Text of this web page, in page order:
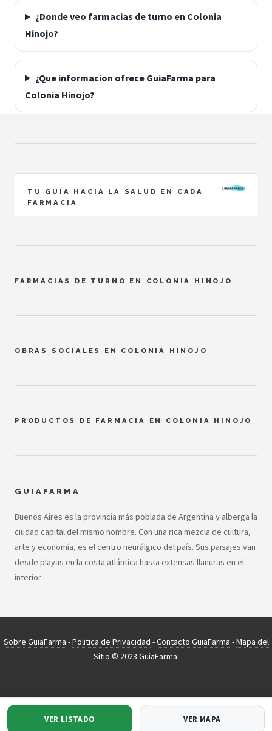
¿Donde veo farmacias de turno en Colonia
Hinojo?
¿Que informacion ofrece GuiaFarma para
Colonia Hinojo?
TU GUÍA HACIA LA SALUD EN CADA
FARMACIA
FARMACIAS DE TURNO EN COLONIA HINOJO
OBRAS SOCIALES EN COLONIA HINOJO
PRODUCTOS DE FARMACIA EN COLONIA HINOJO
GUIAFARMA
Buenos Aires es la provincia más poblada de Argentina y alberga la
ciudad capital del mismo nombre. Con una rica mezcla de cultura,
arte y economía, es el centro neurálgico del país. Sus paisajes van
desde playas en la costa atlántica hasta extensas llanuras en el
interior
Sobre GuiaFarma -Politica de Privacidad -Contacto GuiaFarma -Mapa del
Sitio © 2023 GuiaFarma.
VER LISTADO VER MAPA